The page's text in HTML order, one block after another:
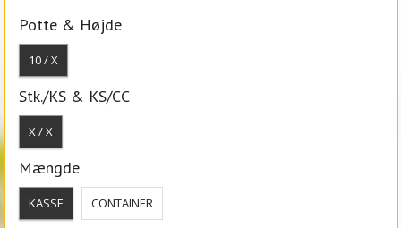
Potte & Højde
10 / X
Stk./KS & KS/CC
X / X
Mængde
KASSE CONTAINER